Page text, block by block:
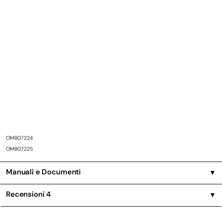
OM807224
OM807225
Manuali e Documenti ▼
Recensioni4 ▼